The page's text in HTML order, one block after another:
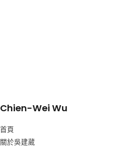
Chien-Wei Wu
首頁
關於吳建葳